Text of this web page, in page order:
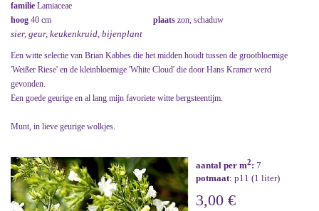
familie Lamiaceae
hoog 40 cm plaats zon, schaduw
sier, geur, keukenkruid, bijenplant
Een witte selectie van Brian Kabbes die het midden houdt tussen de grootbloemige
'Weißer Riese' en de kleinbloemige 'White Cloud' die door Hans Kramer werd
gevonden.
Een goede geurige en al lang mijn favoriete witte bergsteentijm.
Munt, in lieve geurige wolkjes.
aantal per m2: 7
potmaat: p11 (1 liter)
3,00 €